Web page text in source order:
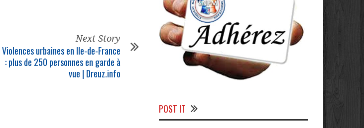
Next Story
Violences urbaines en Ile-de-France
: plus de 250 personnes en garde à
vue | Dreuz.info
POST IT